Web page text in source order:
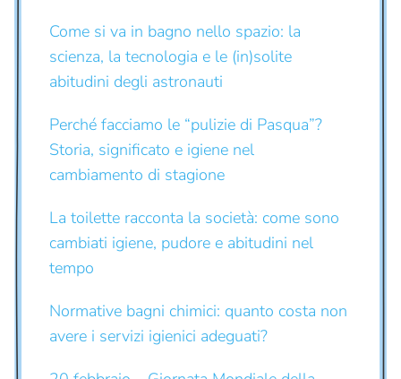
Come si va in bagno nello spazio: la
scienza, la tecnologia e le (in)solite
abitudini degli astronauti
Perché facciamo le “pulizie di Pasqua”?
Storia, significato e igiene nel
cambiamento di stagione
La toilette racconta la società: come sono
cambiati igiene, pudore e abitudini nel
tempo
Normative bagni chimici: quanto costa non
avere i servizi igienici adeguati?